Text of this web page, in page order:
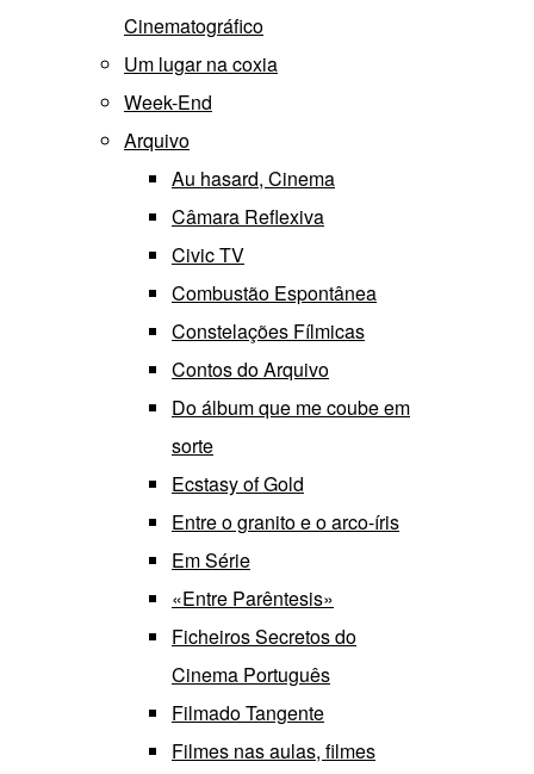
Cinematográfico
Um lugar na coxia
Week-End
Arquivo
Au hasard, Cinema
Câmara Reflexiva
Civic TV
Combustão Espontânea
Constelações Fílmicas
Contos do Arquivo
Do álbum que me coube em
sorte
Ecstasy of Gold
Entre o granito e o arco-íris
Em Série
«Entre Parêntesis»
Ficheiros Secretos do
Cinema Português
Filmado Tangente
Filmes nas aulas, filmes